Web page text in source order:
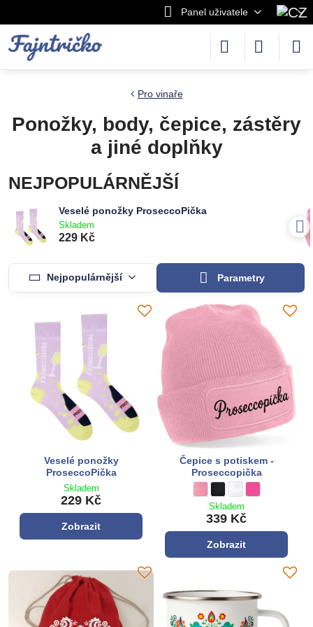
Panel uživatele
Pro vinaře
Ponožky, body, čepice, zástěry
a jiné doplňky
NEJPOPULÁRNĚJŠÍ
Veselé ponožky ProseccoPička
Skladem
229 Kč
Nejpopulárnější Parametry
Veselé ponožky
ProseccoPička
Skladem
229 Kč
Zobrazit
Čepice s potiskem -
Proseccopička
Skladem
339 Kč
Zobrazit